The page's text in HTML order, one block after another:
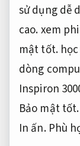
sử dụng dễ
cao.xem
mật tốt.
dòng
Inspiron
Bảo mật tốt.
In ấn. Phù